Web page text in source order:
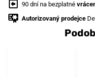
90 dní na bezplatné
Autorizovaný prodejce